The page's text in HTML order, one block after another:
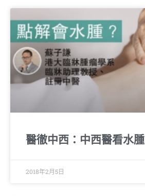
醫徹中西：中西醫看水腫
2018年2月5日